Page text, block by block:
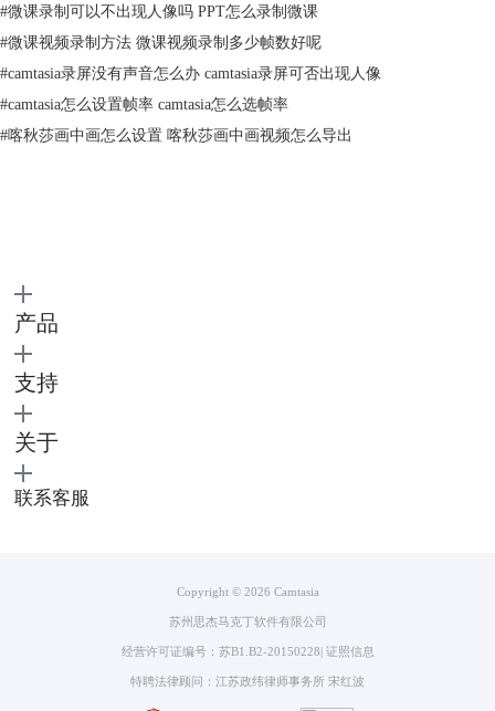
3、素材不用自己找了，录制视频也十分方便，那视频的后期剪辑自然也
得跟上。
Camtasia的功能区提供了视频注释、视频转换、动画效果、光标效果、旁
白录制、字幕添加、视觉效果、交互测验等功能，足够我们完成大部分微
课的剪辑工作。
#微课录制可以不出现人像吗 PPT怎么录制微课
#微课视频录制方法 微课视频录制多少帧数好呢
#camtasia录屏没有声音怎么办 camtasia录屏可否出现人像
#camtasia怎么设置帧率 camtasia怎么选帧率
#喀秋莎画中画怎么设置 喀秋莎画中画视频怎么导出
产品
支持
关于
联系客服
Copyright © 2026 Camtasia
苏州思杰马克丁软件有限公司
经营许可证编号：苏B1.B2-20150228 证照信息
特聘法律顾问：江苏政纬律师事务所 宋红波